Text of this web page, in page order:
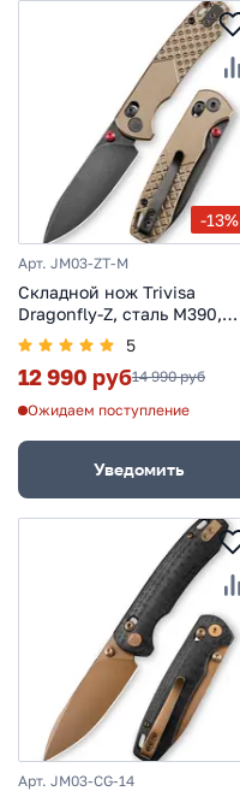
-13%
Арт. JM03-ZT-M
Складной нож Trivisa
Dragonfly-Z, сталь M390,
рукоять титан
5
12 990 руб14 990 руб
Ожидаем поступление
Уведомить
Арт. JM03-CG-14